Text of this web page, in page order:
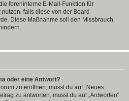
foreninterne E-Mail-Funktion für
falls diese von der Board-
Diese Maßnahme soll den Missbrauch
oder eine Antwort?
zu eröffnen, musst du auf „Neues
zu antworten, musst du auf „Antworten“